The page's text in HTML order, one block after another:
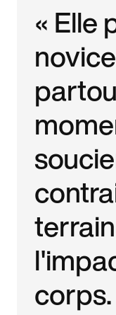
« Elle
corps.